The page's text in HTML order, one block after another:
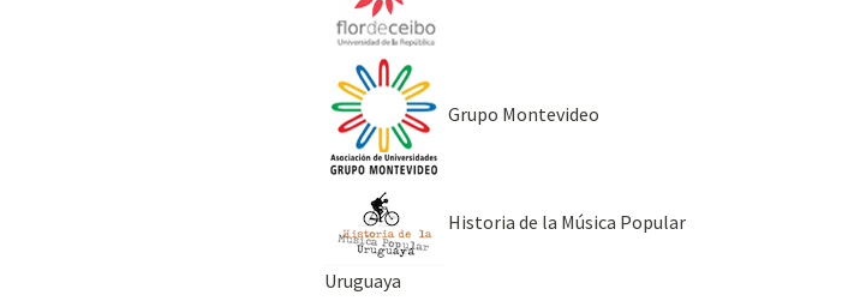
Grupo Montevideo
Historia de la Música Popular
Uruguaya